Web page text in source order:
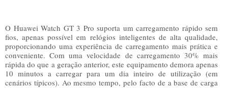
O Huawei Watch GT 3 Pro suporta um carregamento rápido sem
fios, apenas possível em relógios inteligentes de alta qualidade,
proporcionando uma experiência de carregamento mais prática e
conveniente. Com uma velocidade de carregamento 30% mais
rápida do que a geração anterior, este equipamento demora apenas
10 minutos a carregar para um dia inteiro de utilização (em
cenários típicos). Ao mesmo tempo, pelo facto de a base de carga